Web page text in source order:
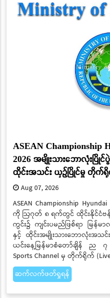
ASEAN Championship
2026 အမျိုးသားဘောလုံးပြို
ထိုင်းအသင်း ယှဉ်ပြိုင်မှု တို
Aug 07, 2026
ASEAN Championship
ကို ဩဂုတ် ၈ ရက်တွင် ထိုင်းနိုင်ငံဗန်
ကွင်း၌ ကျင်းပမည်ဖြစ်ရာ မြန်မ
နှင့် ထိုင်းအမျိုးသားဘောလုံးအ
ယင်းနေ့မြန်မာစံတော်ချိန် ည
Sports Channel မှ တိုက်ရိုက်
ဆက်လက်ဖတ်ရှုရန်